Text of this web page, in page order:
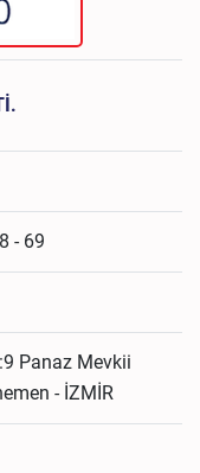
- 69
Panaz Mevkii
- İZMİR